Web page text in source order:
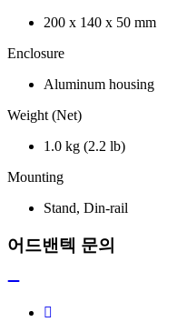
200 x 140 x 50 mm
Enclosure
Aluminum housing
Weight (Net)
1.0 kg (2.2 lb)
Mounting
Stand, Din-rail
어드밴텍 문의